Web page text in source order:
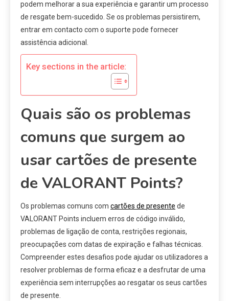
podem melhorar a sua experiência e garantir um processo
de resgate bem-sucedido. Se os problemas persistirem,
entrar em contacto com o suporte pode fornecer
assistência adicional.
Key sections in the article:
Quais são os problemas
comuns que surgem ao
usar cartões de presente
de VALORANT Points?
Os problemas comuns com cartões de presente de
VALORANT Points incluem erros de código inválido,
problemas de ligação de conta, restrições regionais,
preocupações com datas de expiração e falhas técnicas.
Compreender estes desafios pode ajudar os utilizadores a
resolver problemas de forma eficaz e a desfrutar de uma
experiência sem interrupções ao resgatar os seus cartões
de presente.